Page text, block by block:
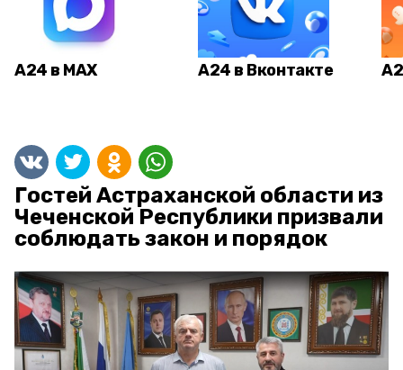
А24 в MAX А24 в Вконтакте
Гостей Астраханской области из
Чеченской Республики призвали
соблюдать закон и порядок